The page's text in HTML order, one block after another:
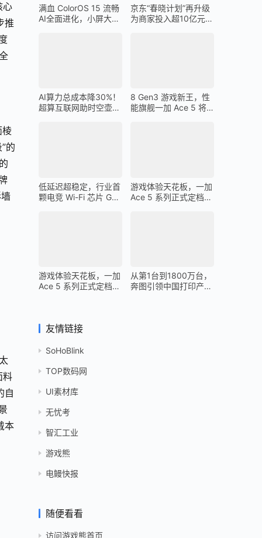
心
推
棱
的
料
自
本
满血 ColorOS 15 流畅
AI全面进化，小屏大魔
京东“春晓计划”再升级
为商家投入超10亿元广
AI算力总成本降30%！
超算互联网助时空壶高
8 Gen3 游戏新王，性
能旗舰一加 Ace 5 将
低延迟超稳定，行业首
颗电竞 Wi-Fi 芯片 G1
游戏体验天花板，一加
Ace 5 系列正式定档
游戏体验天花板，一加
Ace 5 系列正式定档
从第1台到1800万台，
奔图引领中国打印产业
友情链接
SoHoBlink
TOP数码网
UI素材库
无忧考
智汇工业
游戏熊
电鳗快报
随便看看
访问游戏熊首页